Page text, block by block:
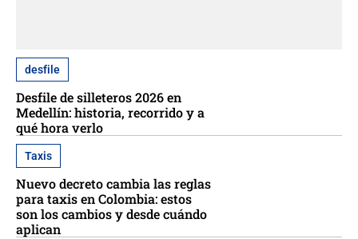
desfile
Desfile de silleteros 2026 en
Medellín: historia, recorrido y a
qué hora verlo
Taxis
Nuevo decreto cambia las reglas
para taxis en Colombia: estos
son los cambios y desde cuándo
aplican